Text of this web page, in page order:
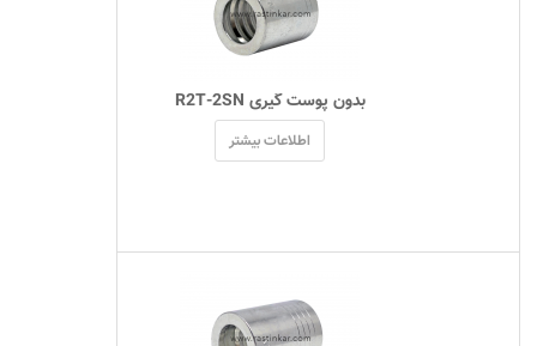
بدون پوست گیری R2T-2SN
اطلاعات بیشتر